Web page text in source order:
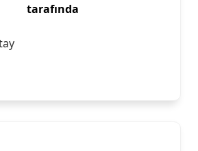
tarafında